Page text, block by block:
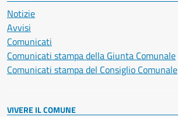
Notizie
Avvisi
Comunicati
Comunicati stampa della Giunta Comunale
Comunicati stampa del Consiglio Comunale
VIVERE IL COMUNE